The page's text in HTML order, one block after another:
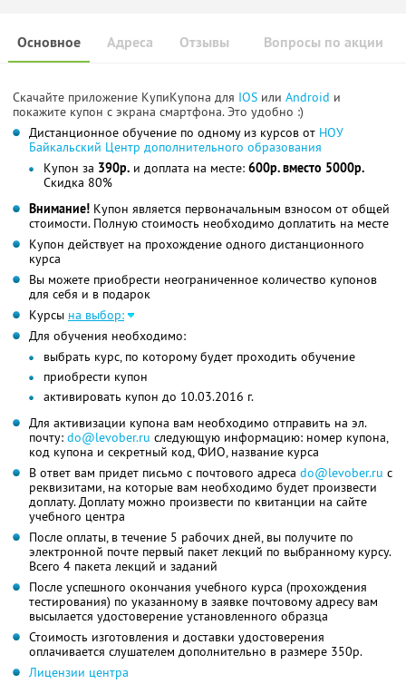
Основное Отзывы Вопросы по акции
Адреса
Скачайте приложение КупиКупона для IOS или Android и
покажите купон с экрана смартфона. Это удобно :)
Дистанционное обучение по одному из курсов от НОУ
Байкальский Центр дополнительного образования
Купон за 390р. и доплата на месте: 600р. вместо 5000р.
Скидка 80%
Внимание! Купон является первоначальным взносом от общей
стоимости. Полную стоимость необходимо доплатить на месте
Купон действует на прохождение одного дистанционного
курса
Вы можете приобрести неограниченное количество купонов
для себя и в подарок
Курсы на выбор:
Для обучения необходимо:
выбрать курс, по которому будет проходить обучение
приобрести купон
активировать купон до 10.03.2016 г.
Для активизации купона вам необходимо отправить на эл.
почту: do@levober.ru следующую информацию: номер купона,
код купона и секретный код, ФИО, название курса
В ответ вам придет письмо с почтового адреса do@levober.ru с
реквизитами, на которые вам необходимо будет произвести
доплату. Доплату можно произвести по квитанции на сайте
учебного центра
После оплаты, в течение 5 рабочих дней, вы получите по
электронной почте первый пакет лекций по выбранному курсу.
Всего 4 пакета лекций и заданий
После успешного окончания учебного курса (прохождения
тестирования) по указанному в заявке почтовому адресу вам
высылается удостоверение установленного образца
Стоимость изготовления и доставки удостоверения
оплачивается слушателем дополнительно в размере 350р.
Лицензии центра